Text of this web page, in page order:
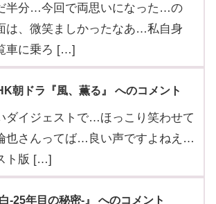
半分…今回で両思いになった…の
は、微笑ましかったなあ…私自身
車に乗ろ […]
朝ドラ『風、薫る』 へのコメント
ダイジェストで…ほっこり笑わせて
也さんってば…良い声ですよねえ…
ト版 […]
-25年目の秘密-』 へのコメント